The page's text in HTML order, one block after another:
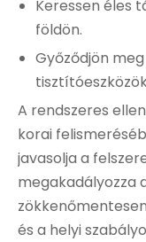
Keressen éles
földön.
Győződjön
A rendszeres
korai
javasolja a
megakadályozza
és a helyi